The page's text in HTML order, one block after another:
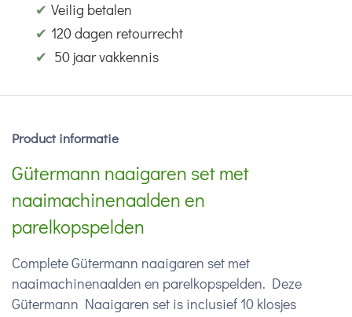
✔ Veilig betalen
✔ 120 dagen retourrecht
✔ 50 jaar vakkennis
Product informatie
Gütermann naaigaren set met
naaimachinenaalden en
parelkopspelden
Complete Gütermann naaigaren set met
naaimachinenaalden en parelkopspelden. Deze
Gütermann Naaigaren set is inclusief 10 klosjes